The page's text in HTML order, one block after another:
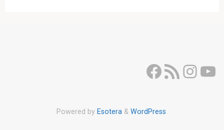
Facebook
Flux RSS
Powered by Esotera & WordPress.